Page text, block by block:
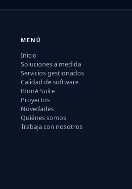
MENÚ
Inicio
Soluciones a medida
Servicios gestionados
Calidad de software
BIonA Suite
Proyectos
Novedades
Quiénes somos
Trabaja con nosotros